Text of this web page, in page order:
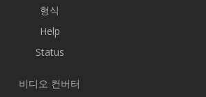
형식
Help
Status
비디오 컨버터